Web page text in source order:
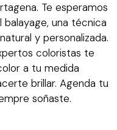
Te esperamos
balayage, una técnica
y personalizada.
coloristas te
a tu medida
brillar. Agenda tu
soñaste.